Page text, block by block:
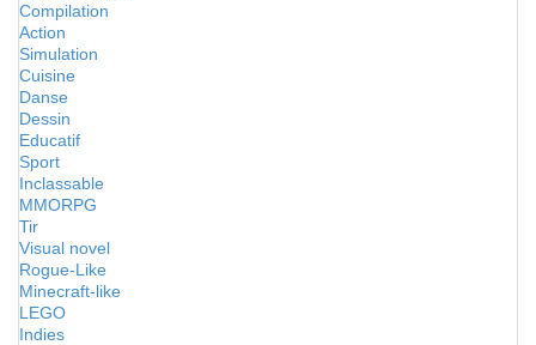
Compilation
Action
Simulation
Cuisine
Danse
Dessin
Educatif
Sport
Inclassable
MMORPG
Tir
Visual novel
Rogue-Like
Minecraft-like
LEGO
Indies